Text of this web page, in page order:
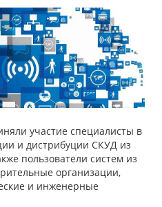
участие специалисты в
и дистрибуции СКУД из
пользователи систем из
организации,
и инженерные